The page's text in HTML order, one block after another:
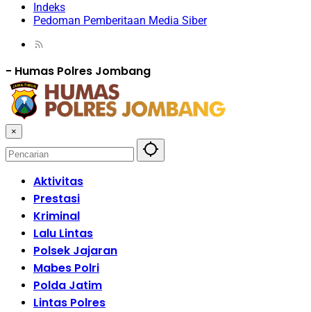
Indeks
Pedoman Pemberitaan Media Siber
- Humas Polres Jombang
×
Aktivitas
Prestasi
Kriminal
Lalu Lintas
Polsek Jajaran
Mabes Polri
Polda Jatim
Lintas Polres